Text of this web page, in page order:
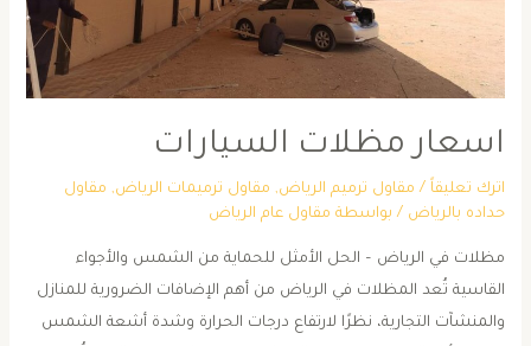
اسعار مظلات السيارات
اترك تعليقاً / مقاول ترميم الرياض, مقاول ترميمات الرياض, مقاول
حداده بالرياض / بواسطة مقاول عام الرياض
مظلات في الرياض – الحل الأمثل للحماية من الشمس والأجواء
القاسية تُعد المظلات في الرياض من أهم الإضافات الضرورية للمنازل
والمنشآت التجارية، نظرًا لارتفاع درجات الحرارة وشدة أشعة الشمس